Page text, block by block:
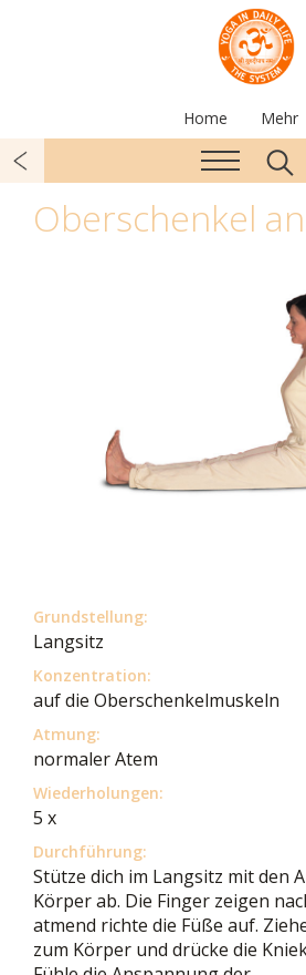
Home Mehr
Oberschenkel
Grundstellung:
Langsitz
Konzentration:
auf die Oberschenkelmuskeln
Atmung:
normaler Atem
Wiederholungen:
5 x
Durchführung:
Stütze dich im Langsitz mit den
Körper ab. Die Finger zeigen
atmend richte die Füße auf.
zum Körper und drücke die